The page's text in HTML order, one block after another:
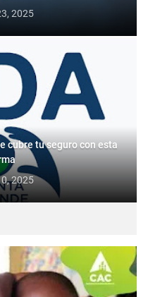
2025
cubre tu seguro con esta
2025